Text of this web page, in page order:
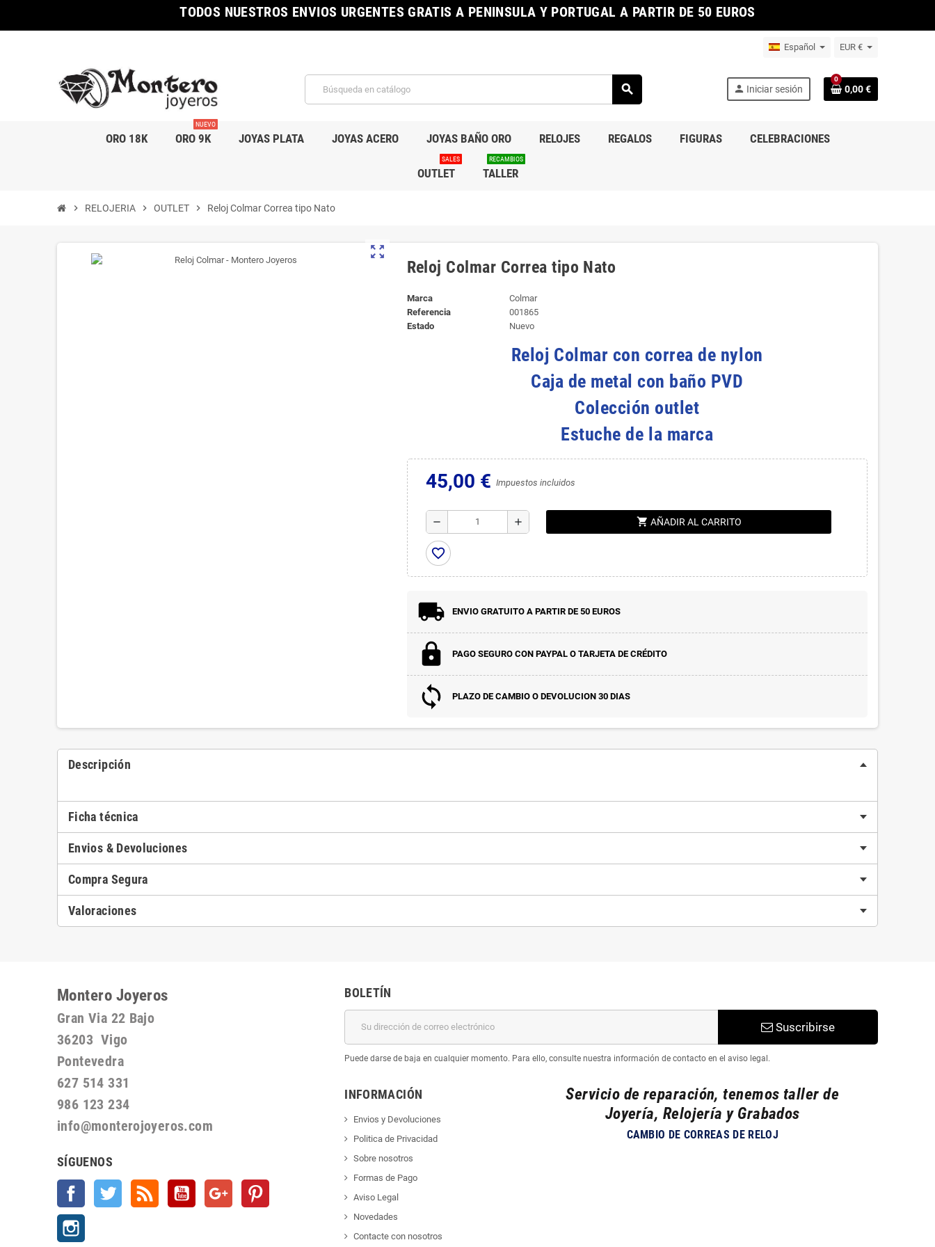
TODOS NUESTROS ENVIOS URGENTES GRATIS A PENINSULA Y PORTUGAL A PARTIR DE 50 EUROS
Español EUR €
search person Iniciar sesión
0
0,00 €
ORO 18K ORO 9K
NUEVO
JOYAS PLATA JOYAS ACERO JOYAS BAÑO ORO RELOJES REGALOS FIGURAS CELEBRACIONES
OUTLET
SALES
TALLER
RECAMBIOS
chevron_right RELOJERIA chevron_right OUTLET chevron_right Reloj Colmar Correa tipo Nato
zoom_out_map
Reloj Colmar Correa tipo Nato
Marca
Colmar
Referencia
001865
Estado
Nuevo
Reloj Colmar con correa de nylon
Caja de metal con baño PVD
Colección outlet
Estuche de la marca
45,00 € Impuestos incluidos
remove add shopping_cart AÑADIR AL CARRITO
favorite_border
ENVIO GRATUITO A PARTIR DE 50 EUROS
PAGO SEGURO CON PAYPAL O TARJETA DE CRÉDITO
PLAZO DE CAMBIO O DEVOLUCION 30 DIAS
Descripción
Ficha técnica
Envios & Devoluciones
Compra Segura
Valoraciones
Montero Joyeros
Gran Via 22 Bajo
36203 Vigo
Pontevedra
627 514 331
986 123 234
info@monterojoyeros.com
SÍGUENOS
Facebook Twitter YouTube Google +
BOLETÍN
Suscribirse
Puede darse de baja en cualquier momento. Para ello, consulte nuestra información de contacto en el aviso legal.
INFORMACIÓN
Envios y Devoluciones
Politica de Privacidad
Sobre nosotros
Formas de Pago
Aviso Legal
Novedades
Contacte con nosotros
Servicio de reparación, tenemos taller de
Joyería, Relojería y Grabados
CAMBIO DE CORREAS DE RELOJ